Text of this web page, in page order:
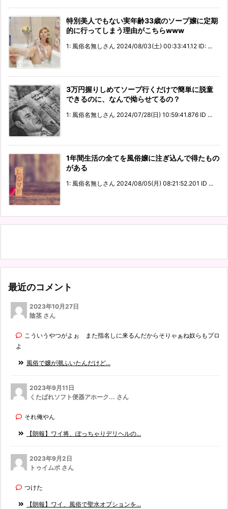
特別美人でもない実年齢33歳のソープ嬢に定期
的に行ってしまう理由がこちらwww
1: 風俗名無しさん 2024/08/03(土) 00:33:41.12 ID: ...
3万円握りしめてソープ行くだけで簡単に脱童
できるのに、なんで拗らせてるの？
1: 風俗名無しさん 2024/07/28(日) 10:59:41.876 ID ...
1年間生活の全てを風俗嬢に注ぎ込んで得たもの
がある
1: 風俗名無しさん 2024/08/05(月) 08:21:52.201 ID ...
最近のコメント
2023年10月27日
陰茎 さん
こういうやつがよぉ また指名しに来るんだからそりゃぁね奴らもプロ
よ
風俗で嬢が潮ふいたんだけど...
2023年9月11日
くたばれソフト便器アホーク... さん
それ俺やん
【朗報】ワイ将、ぽっちゃりデリヘルの...
2023年9月2日
トゥイムポ さん
つけた
【朗報】ワイ、風俗で聖水オプションを...